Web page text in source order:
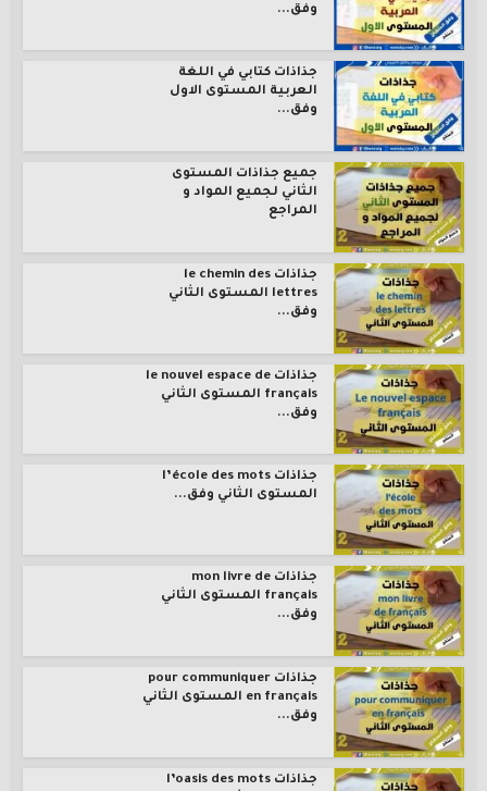
وفق...
جذاذات كتابي في اللغة
العربية المستوى الاول
وفق...
جميع جذاذات المستوى
الثاني لجميع المواد و
المراجع
جذاذات le chemin des
lettres المستوى الثاني
وفق...
جذاذات le nouvel espace de
français المستوى الثاني
وفق...
جذاذات l’école des mots
المستوى الثاني وفق...
جذاذات mon livre de
français المستوى الثاني
وفق...
جذاذات pour communiquer
en français المستوى الثاني
وفق...
جذاذات l’oasis des mots